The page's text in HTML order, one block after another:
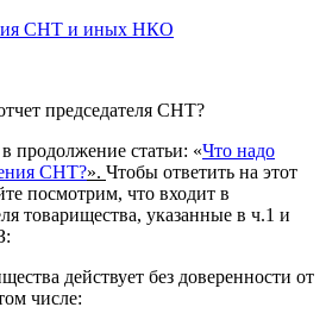
СНТ и иных НКО
продолжение статьи: «Что надо
СНТ?». Чтобы ответить на этот
посмотрим, что входит в
товарищества, указанные в ч.1 и
действует без доверенности от
числе: